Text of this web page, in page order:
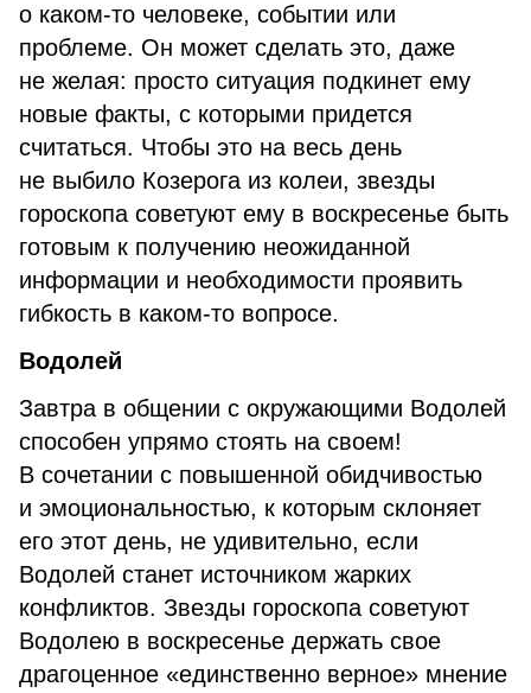
о каком-то человеке, событии или
проблеме. Он может сделать это, даже
не желая: просто ситуация подкинет ему
новые факты, с которыми придется
считаться. Чтобы это на весь день
не выбило Козерога из колеи, звезды
гороскопа советуют ему в воскресенье быть
готовым к получению неожиданной
информации и необходимости проявить
гибкость в каком-то вопросе.
Водолей
Завтра в общении с окружающими Водолей
способен упрямо стоять на своем!
В сочетании с повышенной обидчивостью
и эмоциональностью, к которым склоняет
его этот день, не удивительно, если
Водолей станет источником жарких
конфликтов. Звезды гороскопа советуют
Водолею в воскресенье держать свое
драгоценное «единственно верное» мнение